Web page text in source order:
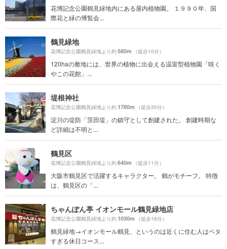
花博記念公園鶴見緑地内にある屋内植物園。 １９９０年、国
際花と緑の博覧会...
鶴見緑地
花博記念公園鶴見緑地より約580m （徒歩10分）
120haの敷地には、世界の植物に出会える温室型植物園「咲く
やこの花館」...
堤根神社
花博記念公園鶴見緑地より約1780m （徒歩30分）
淀川の堤防「茨田堤」の鎮守として創建された。 創建時期な
ど詳細は不明と...
鶴見区
花博記念公園鶴見緑地より約640m （徒歩11分）
大阪市鶴見区で活躍するキャラクター。 鶴がモチーフ。 特徴
は、鶴見区の「...
ちゃんぽん亭 イオンモール鶴見緑地店
花博記念公園鶴見緑地より約1030m （徒歩18分）
鶴見緑地→イオンモール鶴見、というのは近くに住む人はベタ
すぎる休日コース...